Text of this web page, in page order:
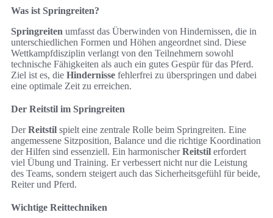
Was ist Springreiten?
Springreiten umfasst das Überwinden von Hindernissen, die in
unterschiedlichen Formen und Höhen angeordnet sind. Diese
Wettkampfdisziplin verlangt von den Teilnehmern sowohl
technische Fähigkeiten als auch ein gutes Gespür für das Pferd.
Ziel ist es, die Hindernisse fehlerfrei zu überspringen und dabei
eine optimale Zeit zu erreichen.
Der Reitstil im Springreiten
DerReitstil spielt eine zentrale Rolle beim Springreiten. Eine
angemessene Sitzposition, Balance und die richtige Koordination
der Hilfen sind essenziell. Ein harmonischerReitstil erfordert
viel Übung und Training. Er verbessert nicht nur die Leistung
des Teams, sondern steigert auch das Sicherheitsgefühl für beide,
Reiter und Pferd.
Wichtige Reittechniken